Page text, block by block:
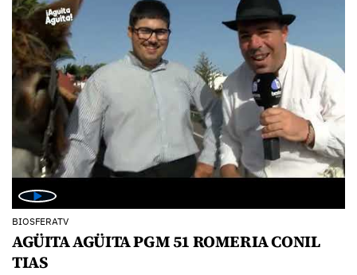
BIOSFERATV
AGÜITA AGÜITA PGM 51 ROMERIA CONIL
TIAS